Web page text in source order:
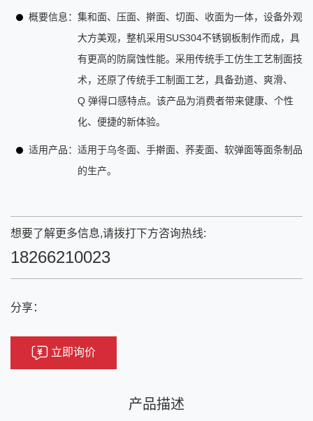
概要信息： 集和面、压面、擀面、切面、收面为一体，设备外观
大方美观，整机采用SUS304不锈钢板制作而成，具
有更高的防腐蚀性能。采用传统手工仿生工艺制面技
术，还原了传统手工制面工艺，具备劲道、爽滑、
Q 弹得口感特点。该产品为消费者带来健康、个性
化、便捷的新体验。
适用产品： 适用于乌冬面、手擀面、荞麦面、软弹面等面条制品
的生产。
想要了解更多信息,请拨打下方咨询热线:
18266210023
分享：
立即询价
产品描述